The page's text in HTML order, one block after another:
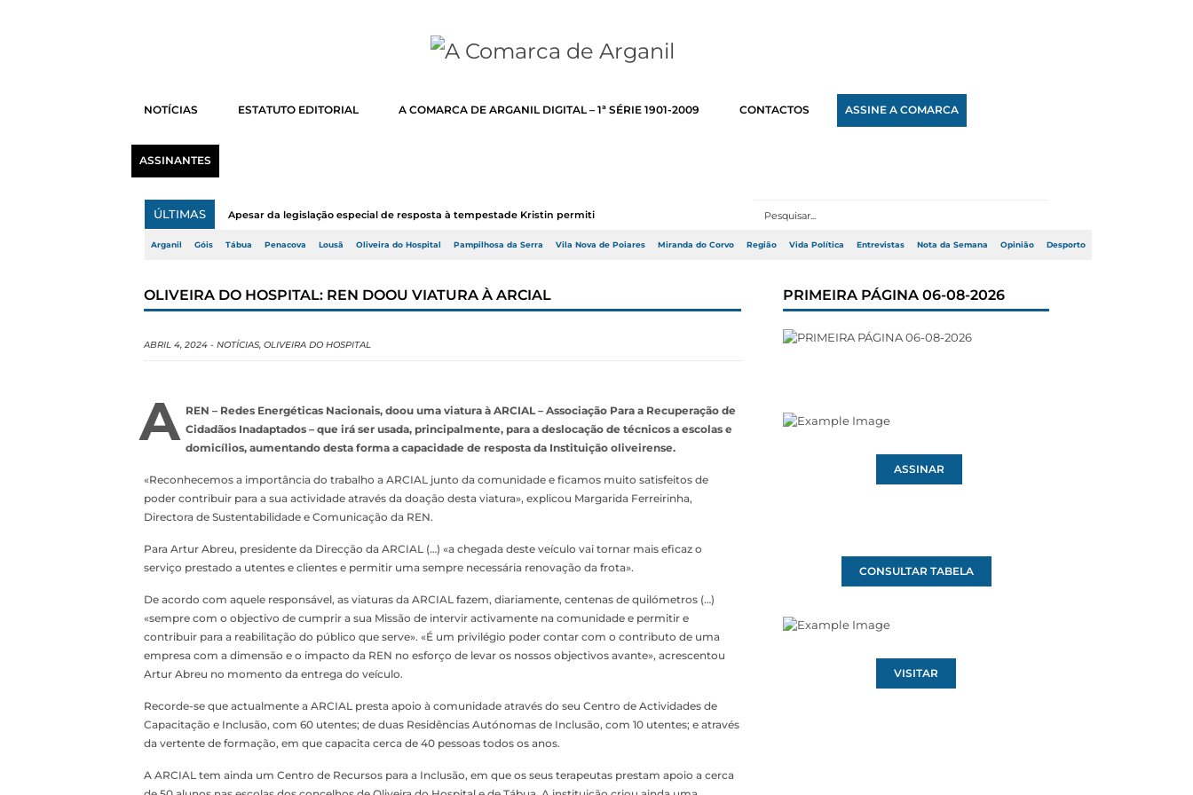
NOTÍCIAS ESTATUTO EDITORIAL A COMARCA DE ARGANIL DIGITAL – 1ª SÉRIE 1901-2009 CONTACTOS ASSINE A COMARCA
ASSINANTES
ÚLTIMAS Apesar da legislação especial de resposta à tempestade Kristin permitir a adj...
Arganil Góis Tábua Penacova Lousã Oliveira do Hospital Pampilhosa da Serra Vila Nova de Poiares Miranda do Corvo Região Vida Política Entrevistas Nota da Semana Opinião Desporto
OLIVEIRA DO HOSPITAL: REN DOOU VIATURA À ARCIAL
ABRIL 4, 2024 - NOTÍCIAS, OLIVEIRA DO HOSPITAL
A REN – Redes Energéticas Nacionais, doou uma viatura à ARCIAL – Associação Para a Recuperação de
Cidadãos Inadaptados – que irá ser usada, principalmente, para a deslocação de técnicos a escolas e
domicílios, aumentando desta forma a capacidade de resposta da Instituição oliveirense.
«Reconhecemos a importância do trabalho a ARCIAL junto da comunidade e ficamos muito satisfeitos de
poder contribuir para a sua actividade através da doação desta viatura», explicou Margarida Ferreirinha,
Directora de Sustentabilidade e Comunicação da REN.
Para Artur Abreu, presidente da Direcção da ARCIAL (…) «a chegada deste veículo vai tornar mais eficaz o
serviço prestado a utentes e clientes e permitir uma sempre necessária renovação da frota».
De acordo com aquele responsável, as viaturas da ARCIAL fazem, diariamente, centenas de quilómetros (…)
«sempre com o objectivo de cumprir a sua Missão de intervir activamente na comunidade e permitir e
contribuir para a reabilitação do público que serve». «É um privilégio poder contar com o contributo de uma
empresa com a dimensão e o impacto da REN no esforço de levar os nossos objectivos avante», acrescentou
Artur Abreu no momento da entrega do veículo.
Recorde-se que actualmente a ARCIAL presta apoio à comunidade através do seu Centro de Actividades de
Capacitação e Inclusão, com 60 utentes; de duas Residências Autónomas de Inclusão, com 10 utentes; e através
da vertente de formação, em que capacita cerca de 40 pessoas todos os anos.
A ARCIAL tem ainda um Centro de Recursos para a Inclusão, em que os seus terapeutas prestam apoio a cerca
PRIMEIRA PÁGINA 06-08-2026
ASSINAR
CONSULTAR TABELA
VISITAR